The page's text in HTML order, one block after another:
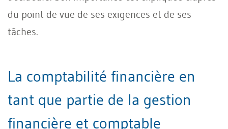
du point de vue de ses exigences et de ses
tâches.
La comptabilité financière en
tant que partie de la gestion
financière et comptable